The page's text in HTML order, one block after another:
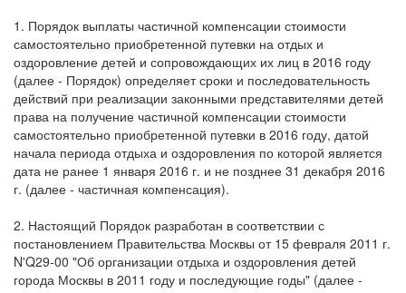
1. Порядок выплаты частичной компенсации стоимости
самостоятельно приобретенной путевки на отдых и
оздоровление детей и сопровождающих их лиц в 2016 году
(далее - Порядок) определяет сроки и последовательность
действий при реализации законными представителями детей
права на получение частичной компенсации стоимости
самостоятельно приобретенной путевки в 2016 году, датой
начала периода отдыха и оздоровления по которой является
дата не ранее 1 января 2016 г. и не позднее 31 декабря 2016
г. (далее - частичная компенсация).
2. Настоящий Порядок разработан в соответствии с
постановлением Правительства Москвы от 15 февраля 2011 г.
N'Q29-00 "Об организации отдыха и оздоровления детей
города Москвы в 2011 году и последующие годы" (далее -